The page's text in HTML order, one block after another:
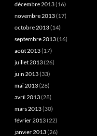
décembre 2013(16)
novembre 2013(17)
octobre 2013(14)
septembre 2013(16)
août 2013(17)
juillet 2013(26)
juin 2013(33)
mai 2013(28)
avril 2013(28)
mars 2013(30)
février 2013(22)
janvier 2013(26)